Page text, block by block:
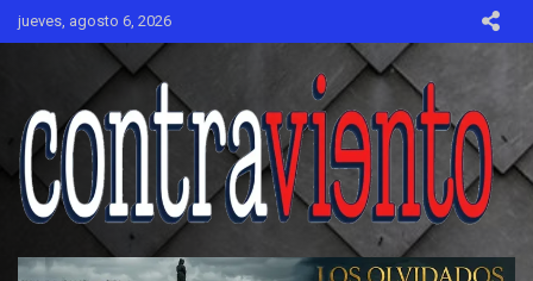
Skip
jueves, agosto 6, 2026
CONTRAVIENTO